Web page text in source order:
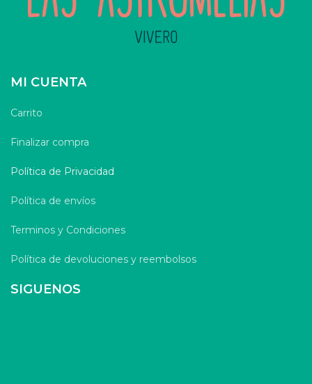
MI CUENTA
Carrito
Finalizar compra
Política de Privacidad
Política de envíos
Terminos y Condiciones
Política de devoluciones y reembolsos
SIGUENOS